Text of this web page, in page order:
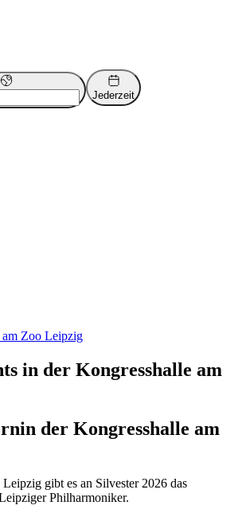
Jederzeit
am Zoo Leipzig
in der Kongresshalle am
in der Kongresshalle am
gibt es an Silvester 2026 das
Philharmoniker.